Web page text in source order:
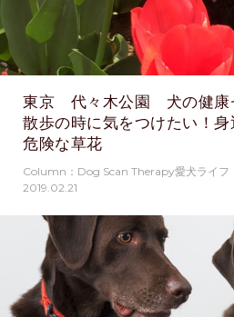
東京 代々木公園 犬の健康
散歩の時に気をつけたい！
危険な草花
Column：Dog Scan Therapy愛犬ライフ
2019.02.21